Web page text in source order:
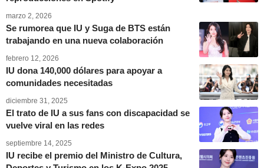
marzo 2, 2026
Se rumorea que IU y Suga de BTS están
trabajando en una nueva colaboración
febrero 12, 2026
IU dona 140,000 dólares para apoyar a
comunidades necesitadas
diciembre 31, 2025
El trato de IU a sus fans con discapacidad se
vuelve viral en las redes
septiembre 14, 2025
IU recibe el premio del Ministro de Cultura,